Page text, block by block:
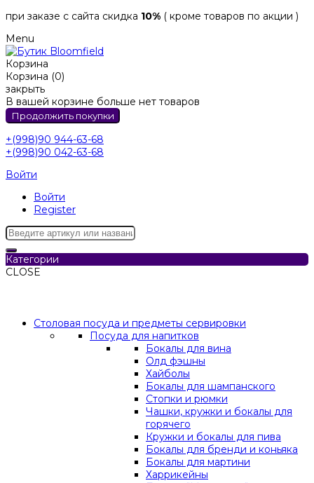
при заказе с сайта скидка 10% ( кроме товаров по акции )
Menu
Корзина
Корзина (0)
закрыть
В вашей корзине больше нет товаров
Продолжить покупки
+(998)90 944-63-68
+(998)90 042-63-68
Войти
Войти
Register
Категории
CLOSE
Столовая посуда и предметы сервировки
Посуда для напитков
Бокалы для вина
Олд фэшны
Хайболы
Бокалы для шампанского
Стопки и рюмки
Чашки, кружки и бокалы для
горячего
Кружки и бокалы для пива
Бокалы для бренди и коньяка
Бокалы для мартини
Харрикейны